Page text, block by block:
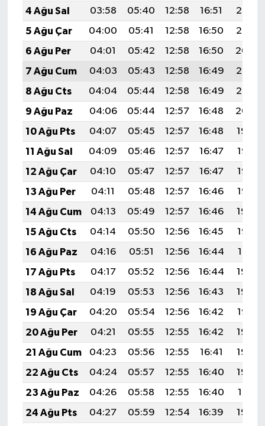
4 Ağu Sal
03:58 05:40 12:58 16:51
20:06
5 Ağu Çar
04:00 05:41 12:58 16:50
20:05
6 Ağu Per
04:01 05:42 12:58 16:50
20:04
7 Ağu Cum
04:03 05:43 12:58 16:49
20:03
8 Ağu Cts
04:04 05:44 12:58 16:49
20:02
9 Ağu Paz
04:06 05:44 12:57 16:48
20:00
10 Ağu Pts
04:07 05:45 12:57 16:48
19:59
11 Ağu Sal
04:09 05:46 12:57 16:47
19:58
12 Ağu Çar
04:10 05:47 12:57 16:47
19:57
13 Ağu Per
04:11 05:48 12:57 16:46
19:55
14 Ağu Cum
04:13 05:49 12:57 16:46
19:54
15 Ağu Cts
04:14 05:50 12:56 16:45
19:53
16 Ağu Paz
04:16 05:51 12:56 16:44
19:51
17 Ağu Pts
04:17 05:52 12:56 16:44
19:50
18 Ağu Sal
04:19 05:53 12:56 16:43
19:48
19 Ağu Çar
04:20 05:54 12:56 16:42
19:47
20 Ağu Per
04:21 05:55 12:55 16:42
19:46
21 Ağu Cum
04:23 05:56 12:55 16:41
19:44
22 Ağu Cts
04:24 05:57 12:55 16:40
19:43
23 Ağu Paz
04:26 05:58 12:55 16:40
19:41
24 Ağu Pts
04:27 05:59 12:54 16:39
19:40